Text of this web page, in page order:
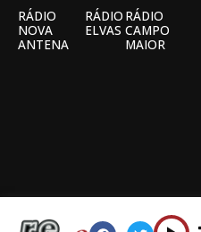
RÁDIO
NOVA
ANTENA
RÁDIO
ELVAS
RÁDIO
CAMPO
MAIOR